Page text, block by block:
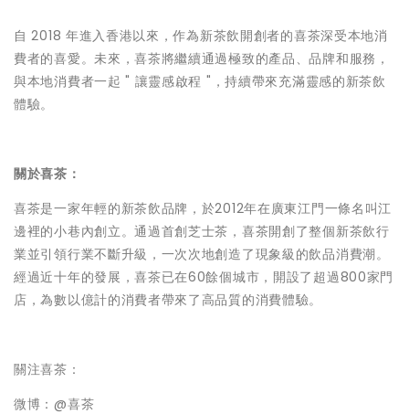
自 2018 年進入香港以來，作為新茶飲開創者的喜茶深受本地消
費者的喜愛。未來，喜茶將繼續通過極致的產品、品牌和服務，
與本地消費者一起 " 讓靈感啟程 "，持續帶來充滿靈感的新茶飲
體驗。
關於喜茶：
喜茶是一家年輕的新茶飲品牌，於2012年在廣東江門一條名叫江
邊裡的小巷內創立。通過首創芝士茶，喜茶開創了整個新茶飲行
業並引領行業不斷升級，一次次地創造了現象級的飲品消費潮。
經過近十年的發展，喜茶已在60餘個城市，開設了超過800家門
店，為數以億計的消費者帶來了高品質的消費體驗。
關注喜茶：
微博：@喜茶